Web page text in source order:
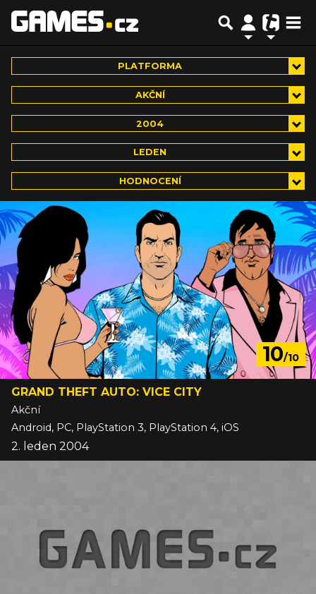
PLATFORMA
AKČNÍ
2004
LEDEN
HODNOCENÍ
10/10
GRAND THEFT AUTO: VICE CITY
Akční
Android, PC, PlayStation 3, PlayStation 4, iOS
2. leden 2004